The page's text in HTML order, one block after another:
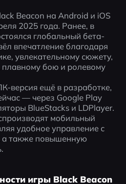
Beacon на Android и iOS
2025 года. Ранее, в
глобальный бета-
впечатление благодаря
увлекательному сюжету,
плавному бою и ролевому
версия ещё в разработке,
— через Google Play
BlueStacks и LDPlayer.
мобильный
удобное управление с
также повышенную
игры Black Beacon